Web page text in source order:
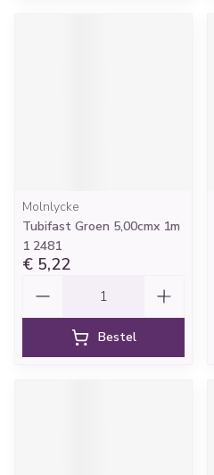
Molnlycke
Tubifast Groen 5,00cmx 1m
1 2481
€ 5,22
Bestel